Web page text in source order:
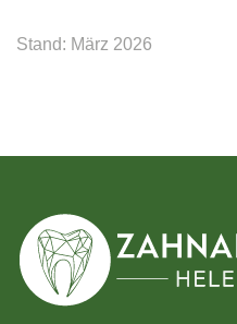
Stand: März 2026